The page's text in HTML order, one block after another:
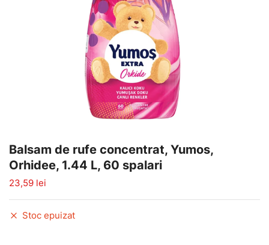
Balsam de rufe concentrat, Yumos,
Orhidee, 1.44 L, 60 spalari
23,59 lei
Stoc epuizat